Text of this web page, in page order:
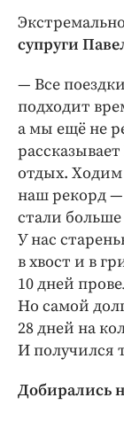
Бренд
супруги
— Все
подходит
а мы ещё не
отдых. Ходим
наш рекорд —
стали
У нас
в хвост и в
10 дней
Но самой
28 дней на
И получился
Добирались